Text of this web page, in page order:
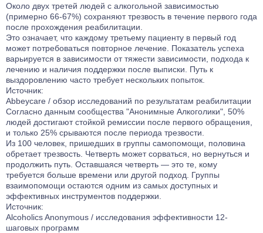
Около двух третей людей с алкогольной зависимостью
(примерно 66-67%) сохраняют трезвость в течение первого года
после прохождения реабилитации.
Это означает, что каждому третьему пациенту в первый год
может потребоваться повторное лечение. Показатель успеха
варьируется в зависимости от тяжести зависимости, подхода к
лечению и наличия поддержки после выписки. Путь к
выздоровлению часто требует нескольких попыток.
Источник:
Abbeycare / обзор исследований по результатам реабилитации
Согласно данным сообщества "Анонимные Алкоголики", 50%
людей достигают стойкой ремиссии после первого обращения,
и только 25% срываются после периода трезвости.
Из 100 человек, пришедших в группы самопомощи, половина
обретает трезвость. Четверть может сорваться, но вернуться и
продолжить путь. Оставшаяся четверть — это те, кому
требуется больше времени или другой подход. Группы
взаимопомощи остаются одним из самых доступных и
эффективных инструментов поддержки.
Источник:
Alcoholics Anonymous / исследования эффективности 12-
шаговых программ